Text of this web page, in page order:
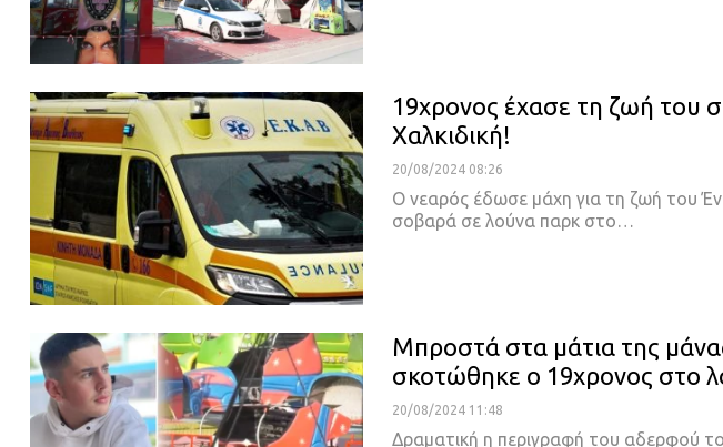
19χρονος έχασε τη ζωή του
Χαλκιδική!
20/08/2024 08:26
Ο νεαρός έδωσε μάχη για τη ζωή του
σοβαρά σε λούνα παρκ στο…
Μπροστά στα μάτια της
σκοτώθηκε ο 19χρονος στο
20/08/2024 11:48
Δραματική η περιγραφή του αδερφού